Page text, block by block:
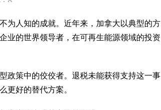
人知的成就。近年来，加拿大以典型的方
的世界领导者，在可再生能源领域的投资
策中的佼佼者。退税未能获得支持这一事
更好的替代方案。